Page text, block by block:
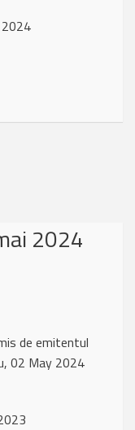
2024
de emitentul
02 May 2024